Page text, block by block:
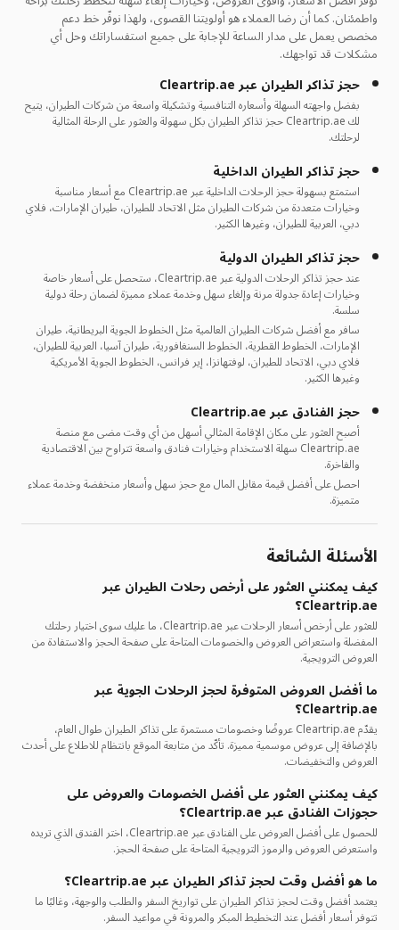
واطمئنان. كما أن رضا العملاء هو أولويتنا القصوى، ولهذا نوفّر خط دعم
مخصص يعمل على مدار الساعة للإجابة على جميع استفساراتك وحل أي
مشكلات قد تواجهك.
حجز تذاكر الطيران عبر Cleartrip.ae
بفضل واجهته السهلة وأسعاره التنافسية وتشكيلة واسعة من شركات الطيران، يتيح
لك Cleartrip.ae حجز تذاكر الطيران بكل سهولة والعثور على الرحلة المثالية
لرحلتك.
حجز تذاكر الطيران الداخلية
استمتع بسهولة حجز الرحلات الداخلية عبر Cleartrip.ae مع أسعار مناسبة
وخيارات متعددة من شركات الطيران مثل الاتحاد للطيران، طيران الإمارات، فلاي
دبي، العربية للطيران، وغيرها الكثير.
حجز تذاكر الطيران الدولية
عند حجز تذاكر الرحلات الدولية عبر Cleartrip.ae، ستحصل على أسعار خاصة
وخيارات إعادة جدولة مرنة وإلغاء سهل وخدمة عملاء مميزة لضمان رحلة دولية
سلسة.
سافر مع أفضل شركات الطيران العالمية مثل الخطوط الجوية البريطانية، طيران
الإمارات، الخطوط القطرية، الخطوط السنغافورية، طيران آسيا، العربية للطيران،
فلاي دبي، الاتحاد للطيران، لوفتهانزا، إير فرانس، الخطوط الجوية الأمريكية
وغيرها الكثير.
حجز الفنادق عبر Cleartrip.ae
أصبح العثور على مكان الإقامة المثالي أسهل من أي وقت مضى مع منصة
Cleartrip.ae سهلة الاستخدام وخيارات فنادق واسعة تتراوح بين الاقتصادية
والفاخرة.
احصل على أفضل قيمة مقابل المال مع حجز سهل وأسعار منخفضة وخدمة عملاء
متميزة.
الأسئلة الشائعة
كيف يمكنني العثور على أرخص رحلات الطيران عبر
Cleartrip.ae؟
للعثور على أرخص أسعار الرحلات عبر Cleartrip.ae، ما عليك سوى اختيار رحلتك
المفضلة واستعراض العروض والخصومات المتاحة على صفحة الحجز والاستفادة من
العروض الترويجية.
ما أفضل العروض المتوفرة لحجز الرحلات الجوية عبر
Cleartrip.ae؟
يقدّم Cleartrip.ae عروضًا وخصومات مستمرة على تذاكر الطيران طوال العام،
بالإضافة إلى عروض موسمية مميزة. تأكّد من متابعة الموقع بانتظام للاطلاع على أحدث
العروض والتخفيضات.
كيف يمكنني العثور على أفضل الخصومات والعروض على
حجوزات الفنادق عبر Cleartrip.ae؟
للحصول على أفضل العروض على الفنادق عبر Cleartrip.ae، اختر الفندق الذي تريده
واستعرض العروض والرموز الترويجية المتاحة على صفحة الحجز.
ما هو أفضل وقت لحجز تذاكر الطيران عبر Cleartrip.ae؟
يعتمد أفضل وقت لحجز تذاكر الطيران على تواريخ السفر والطلب والوجهة، وغالبًا ما
تتوفر أسعار أفضل عند التخطيط المبكر والمرونة في مواعيد السفر.